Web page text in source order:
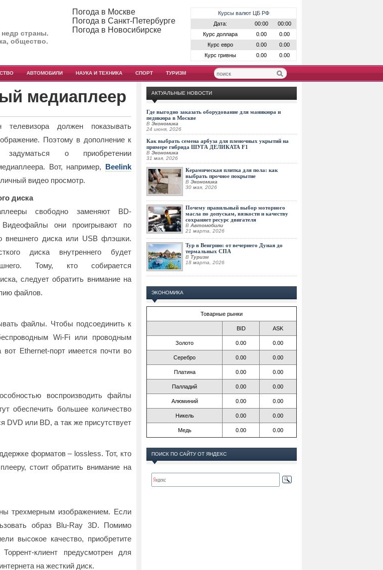
страны.
общество.
Курсы валют ЦБ РФ
Дата:
00:00
00:00
Курс доллара
0.00
0.00
Курс евро
0.00
0.00
Курс гривны
0.00 0.00
Погода в Москве
Погода в Санкт-Петербурге
Погода в Новосибирске
АВТОМОБИЛИ НАУКА И ТЕХНИКА СПОРТ ТУРИЗМ
медиаплеер
телевизора должен показывать
Поэтому в дополнение к
о приобретении
Вот, например, Beelink
видео просмотр.
диска
свободно заменяют BD-
Видеофайлы они проигрывают по
внешнего диска или USB флэшки.
диска внутреннего будет
Тому, кто собирается
следует обратить внимание на
файлов.
файлы. Чтобы подсоединить к
Wi-Fi или проводным
Ethernet-порт имеется почти во
воспроизводить файлы
обеспечить большее количество
DVD или BD, а так же присутствует
форматов – lossless. Тот, кто
стоит обратить внимание на
трехмерным изображением. Если
образ Blu-Ray 3D. Помимо
высокое качество, приобретите
клиент предусмотрен для
на жесткий диск.
АКТУАЛЬНЫЕ НОВОСТИ
Где выгодно заказать оборудование для маникюра и
педикюра в Москве
В Экономика
24 июня, 2026
Как выбрать семена арбуза для пленочных укрытий на
примере гибрида ШУГА ДЕЛИКАТА F1
В Экономика
31 мая, 2026
Керамическая плитка для пола: как
выбрать прочное покрытие
В Экономика
30 мая, 2026
Почему правильный выбор моторного
масла по допускам, вязкости и качеству
сохраняет ресурс двигателя
В Автомобили
21 марта, 2026
Тур в Венгрию: от вечернего Дуная до
термальных СПА
В Туризм
18 марта, 2026
ЭКОНОМИКА
Товарные рынки
BID ASK
Золото 0.00 0.00
Серебро 0.00 0.00
Платина 0.00 0.00
Палладий 0.00 0.00
Алюминий 0.00 0.00
Никель 0.00 0.00
Медь 0.00 0.00
ПОИСК ПО САЙТУ ОТ ЯНДЕКС